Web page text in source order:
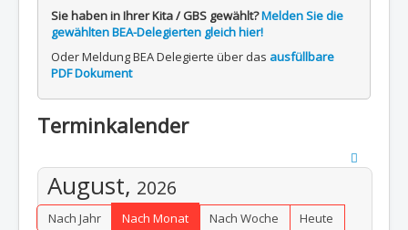
Sie haben in Ihrer Kita / GBS gewählt?Melden Sie die
gewählten BEA-Delegierten gleich hier!
Oder Meldung BEA Delegierte über das ausfüllbare
PDF Dokument
Terminkalender
August, 2026
Nach Jahr Nach Monat Nach Woche
Heute